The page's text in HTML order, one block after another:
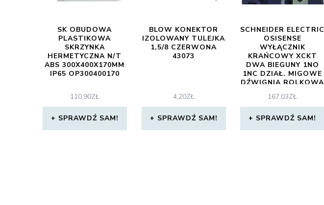
SK OBUDOWA
PLASTIKOWA
SKRZYNKA
HERMETYCZNA N/T
ABS 300X400X170MM
IP65 OP300400170
110,90ZŁ
SPRAWDŹ SAM!
BLOW KONEKTOR
IZOLOWANY TULEJKA
1,5/8 CZERWONA
43073
4,20ZŁ
SPRAWDŹ SAM!
SCHNEIDER ELECTRIC
OSISENSE
WYŁĄCZNIK
KRAŃCOWY XCKT
DWA BIEGUNY 1NO
1NC DZIAŁ. MIGOWE
DŹWIGNIA ROLKOWA
XCKT2145G11
167,03ZŁ
SPRAWDŹ SAM!